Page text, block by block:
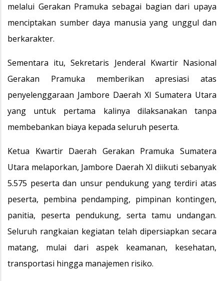
melalui Gerakan Pramuka sebagai bagian dari upaya
menciptakan sumber daya manusia yang unggul dan
berkarakter.
Sementara itu, Sekretaris Jenderal Kwartir Nasional
Gerakan Pramuka memberikan apresiasi atas
penyelenggaraan Jambore Daerah XI Sumatera Utara
yang untuk pertama kalinya dilaksanakan tanpa
membebankan biaya kepada seluruh peserta.
Ketua Kwartir Daerah Gerakan Pramuka Sumatera
Utara melaporkan, Jambore Daerah XI diikuti sebanyak
5.575 peserta dan unsur pendukung yang terdiri atas
peserta, pembina pendamping, pimpinan kontingen,
panitia, peserta pendukung, serta tamu undangan.
Seluruh rangkaian kegiatan telah dipersiapkan secara
matang, mulai dari aspek keamanan, kesehatan,
transportasi hingga manajemen risiko.